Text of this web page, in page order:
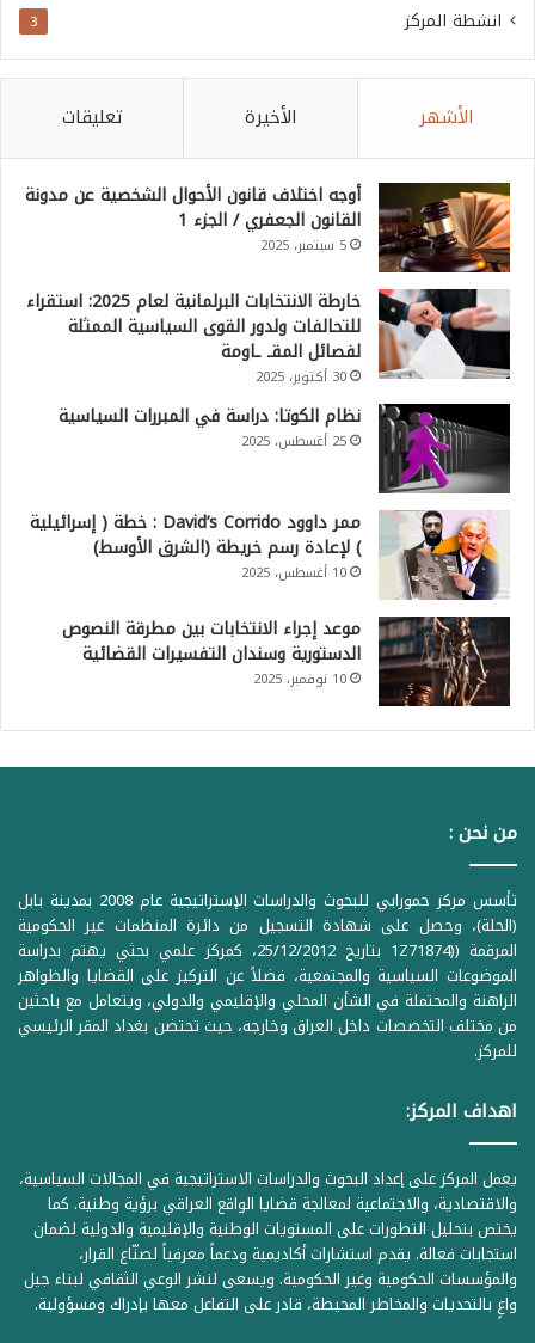
انشطة المركز 3
الأشهر الأخيرة تعليقات
أوجه اختلاف قانون الأحوال الشخصية عن مدونة
القانون الجعفري / الجزء 1
5 سبتمبر، 2025
خارطة الانتخابات البرلمانية لعام 2025: استقراء
للتحالفات ولدور القوى السياسية الممثلة
لفصائل المقـ ـاومة
30 أكتوبر، 2025
نظام الكوتا: دراسة في المبررات السياسية
25 أغسطس، 2025
ممر داوود David’s Corrido : خطة ( إسرائيلية
) لإعادة رسم خريطة (الشرق الأوسط)
10 أغسطس، 2025
موعد إجراء الانتخابات بين مطرقة النصوص
الدستورية وسندان التفسيرات القضائية
10 نوفمبر، 2025
من نحن :
تأسس مركز حمورابي للبحوث والدراسات الإستراتيجية عام 2008 بمدينة بابل
(الحلة)، وحصل على شهادة التسجيل من دائرة المنظمات غير الحكومية
المرقمة ((1Z71874 بتاريخ 25/12/2012، كمركز علمي بحثي يهتم بدراسة
الموضوعات السياسية والمجتمعية، فضلاً عن التركيز على القضايا والظواهر
الراهنة والمحتملة في الشأن المحلي والإقليمي والدولي، ويتعامل مع باحثين
من مختلف التخصصات داخل العراق وخارجه، حيث تحتضن بغداد المقر الرئيسي
للمركز.
اهداف المركز:
يعمل المركز على إعداد البحوث والدراسات الاستراتيجية في المجالات السياسية،
والاقتصادية، والاجتماعية لمعالجة قضايا الواقع العراقي برؤية وطنية. كما
يختص بتحليل التطورات على المستويات الوطنية والإقليمية والدولية لضمان
استجابات فعالة. يقدم استشارات أكاديمية ودعماً معرفياً لصنّاع القرار،
والمؤسسات الحكومية وغير الحكومية. ويسعى لنشر الوعي الثقافي لبناء جيل
واعٍ بالتحديات والمخاطر المحيطة، قادر على التفاعل معها بإدراك ومسؤولية.